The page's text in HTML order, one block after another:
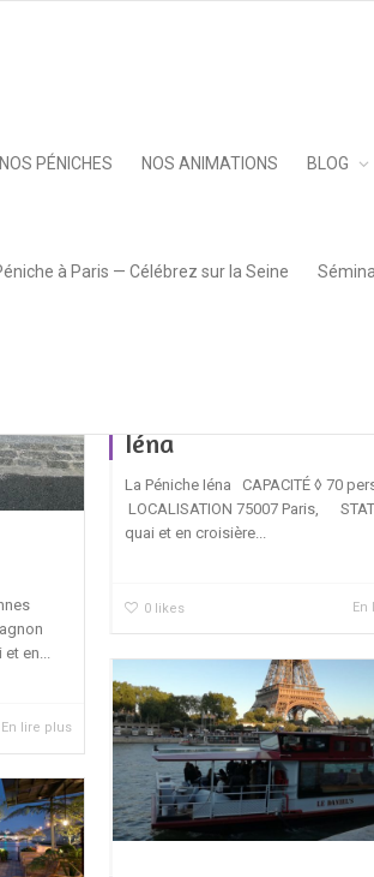
NOS PÉNICHES NOS ANIMATIONS BLOG
à Paris — Célébrez sur la Seine
en...
En lire plus
Iéna
La Péniche Iéna CAPACITÉ ◊ 70
LOCALISATION 75007 Paris,
quai et en croisière...
0 likes En